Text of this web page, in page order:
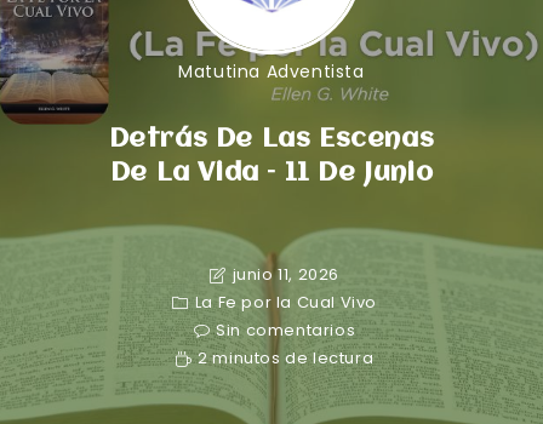
Matutina Adventista
Detrás De Las Escenas
De La Vida – 11 De Junio
junio 11, 2026
La Fe por la Cual Vivo
Sin comentarios
2 minutos de lectura